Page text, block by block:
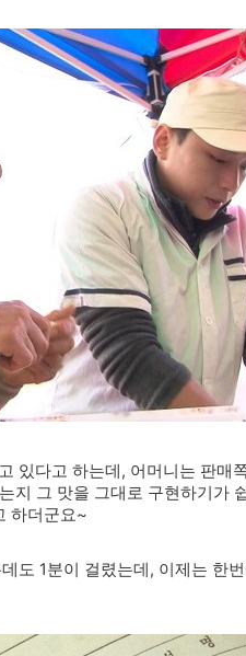
있다고 하는데, 어머니는 판매
지 그 맛을 그대로 구현하기가
하더군요~
도 1분이 걸렸는데, 이제는 한